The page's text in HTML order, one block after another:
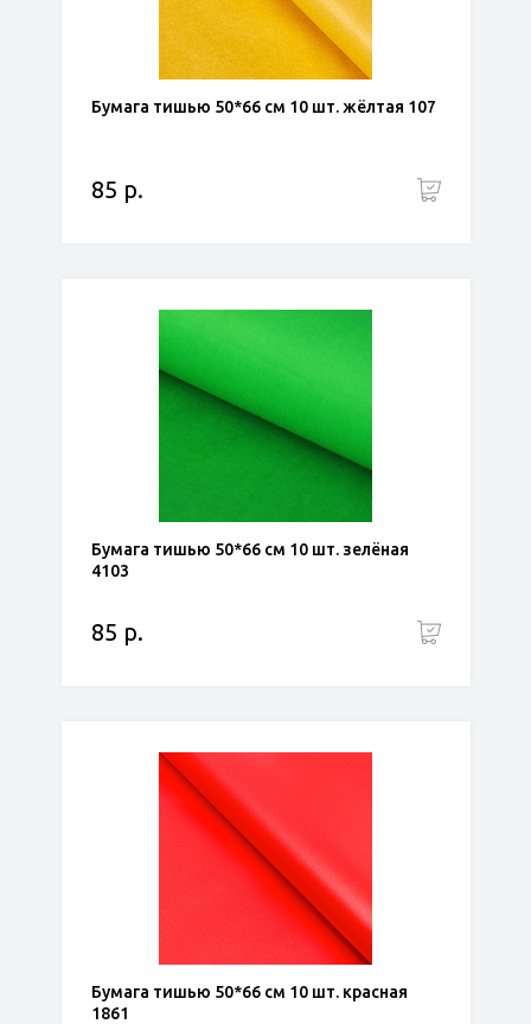
Бумага тишью 50*66 см 10 шт. жёлтая 107
85 р.
Бумага тишью 50*66 см 10 шт. зелёная
4103
85 р.
Бумага тишью 50*66 см 10 шт. красная
1861